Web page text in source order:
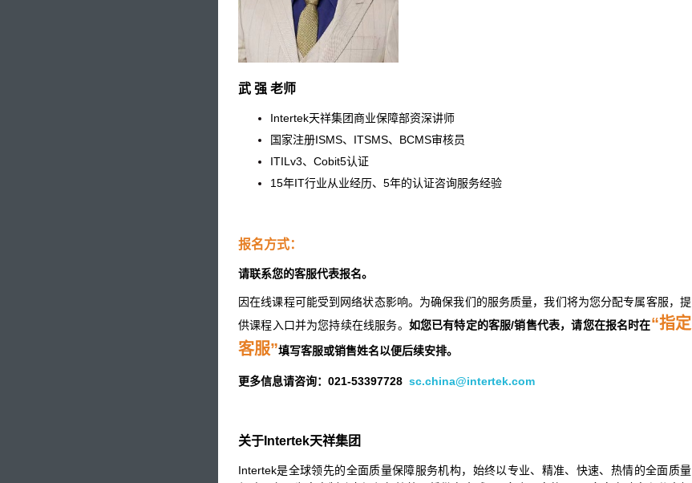
武 强 老师
Intertek天祥集团商业保障部资深讲师
国家注册ISMS、ITSMS、BCMS审核员
ITILv3、Cobit5认证
15年IT行业从业经历、5年的认证咨询服务经验
报名方式：
请联系您的客服代表报名。
因在线课程可能受到网络状态影响。为确保我们的服务质量，我们将为您分配专属客服，提
供课程入口并为您持续在线服务。 如您已有特定的客服/销售代表，请您在报名时在“指定
客服”填写客服或销售姓名以便后续安排。
更多信息请咨询：021-53397728 sc.china@intertek.com
关于Intertek天祥集团
Intertek是全球领先的全面质量保障服务机构，始终以专业、精准、快速、热情的全面质量